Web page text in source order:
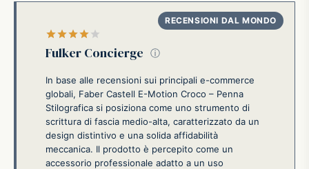
Fulker Concierge ⓘ
In base alle recensioni sui principali e-commerce
globali, Faber Castell E-Motion Croco – Penna
Stilografica si posiziona come uno strumento di
scrittura di fascia medio-alta, caratterizzato da un
design distintivo e una solida affidabilità
meccanica. Il prodotto è percepito come un
accessorio professionale adatto a un uso